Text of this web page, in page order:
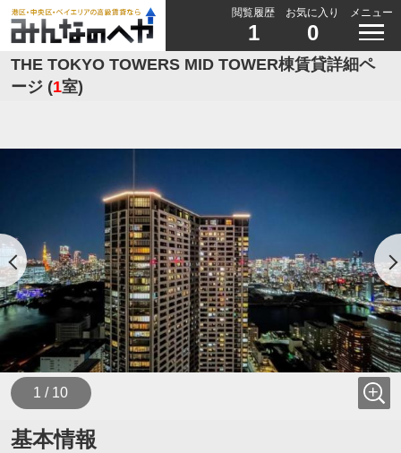
閲覧履歴
1
お気に入り
0
メニュー
THE TOKYO TOWERS MID TOWER棟賃貸詳細ペ
ージ (1室)
1 / 10
基本情報